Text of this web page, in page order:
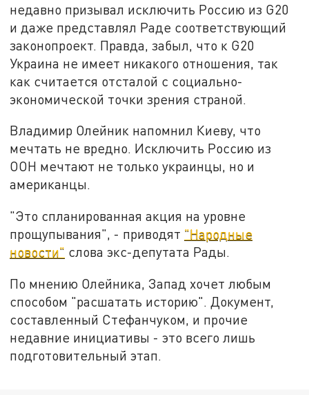
недавно призывал исключить Россию из G20
и даже представлял Раде соответствующий
законопроект. Правда, забыл, что к G20
Украина не имеет никакого отношения, так
как считается отсталой с социально-
экономической точки зрения страной.
Владимир Олейник напомнил Киеву, что
мечтать не вредно. Исключить Россию из
ООН мечтают не только украинцы, но и
американцы.
"Это спланированная акция на уровне
прощупывания", - приводят "Народные
новости" слова экс-депутата Рады.
По мнению Олейника, Запад хочет любым
способом "расшатать историю". Документ,
составленный Стефанчуком, и прочие
недавние инициативы - это всего лишь
подготовительный этап.